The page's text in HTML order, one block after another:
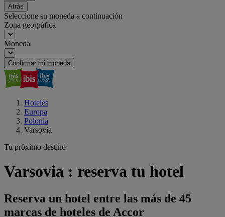
Atrás
Seleccione su moneda a continuación
Zona geográfica
Moneda
Confirmar mi moneda
Hoteles
Europa
Polonia
Varsovia
Tu próximo destino
Varsovia : reserva tu hotel
Reserva un hotel entre las más de 45
marcas de hoteles de Accor